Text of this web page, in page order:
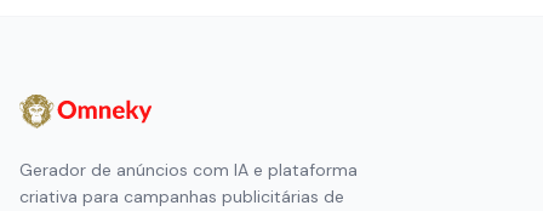
Gerador de anúncios com IA e plataforma
criativa para campanhas publicitárias de